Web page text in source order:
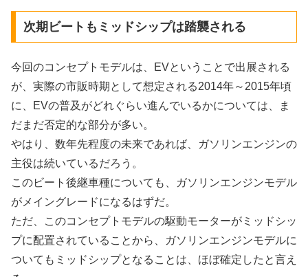
次期ビートもミッドシップは踏襲される
今回のコンセプトモデルは、EVということで出展される
が、実際の市販時期として想定される2014年～2015年頃
に、EVの普及がどれぐらい進んでいるかについては、ま
だまだ否定的な部分が多い。
やはり、数年先程度の未来であれば、ガソリンエンジンの
主役は続いているだろう。
このビート後継車種についても、ガソリンエンジンモデル
がメイングレードになるはずだ。
ただ、このコンセプトモデルの駆動モーターがミッドシッ
プに配置されていることから、ガソリンエンジンモデルに
ついてもミッドシップとなることは、ほぼ確定したと言え